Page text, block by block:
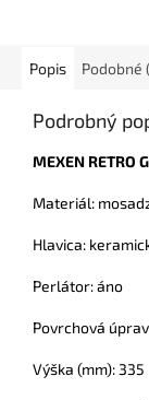
Popis Podobné
Podrobný
MEXEN
Materiál:
Hlavica:
Perlátor: áno
Povrchová
Výška (mm): 335